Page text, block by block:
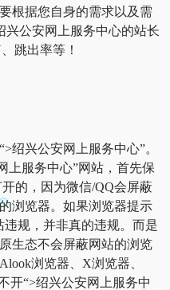
根据您自身的需求以及需
兴公安网上服务中心的站长
跳出率等！
绍兴公安网上服务中心”。
上服务中心”网站，首先保
的，因为微信/QQ会屏蔽
浏览器。如果浏览器提示
违规，并非真的违规。而是
生态不会屏蔽网站的浏览
浏览器、X浏览器、
开“>绍兴公安网上服务中